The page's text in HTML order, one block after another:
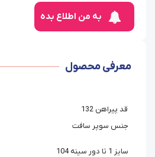
به من اطلاع بده
معرفی محصول
قد پیراهن 132
جنس سوپر سافت
سایز 1 تا دور سینه 104